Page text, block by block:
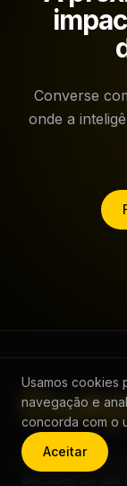
Converse
onde a
Infraestrutura de
Usamos cookies
navegação e
concorda com o
Aceitar